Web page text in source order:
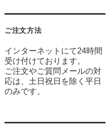
ご注文方法
インターネットにて24時間
受け付けております。
ご注文やご質問メールの対
応は、土日祝日を除く平日
のみです。